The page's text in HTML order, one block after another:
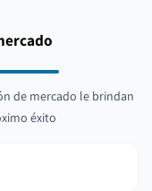
de mercado le brindan
éxito